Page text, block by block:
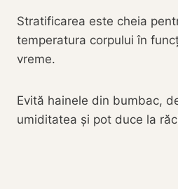
Stratificarea este cheia
temperatura corpului în
vreme.
Evită hainele din bumbac,
umiditatea și pot duce la